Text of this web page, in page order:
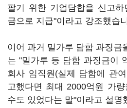
팔기 위한 기업담합을 신고
금으로 지급"이라고 강조했습
이어 과거 밀가루 담합 과징금
는 "밀가루 등 담합 과징금이
회사 임직원(실제 담함에 관
고했다면 최대 2000억원 가
수도 있었다는 말"이라고 설명